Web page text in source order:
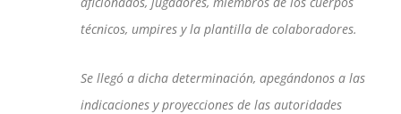
técnicos, umpires y la plantilla de colaboradores.
Se llegó a dicha determinación, apegándonos a las
indicaciones y proyecciones de las autoridades